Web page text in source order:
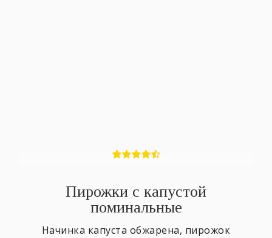
Пирожки с капустой
поминальные
Начинка капуста обжарена, пирожок